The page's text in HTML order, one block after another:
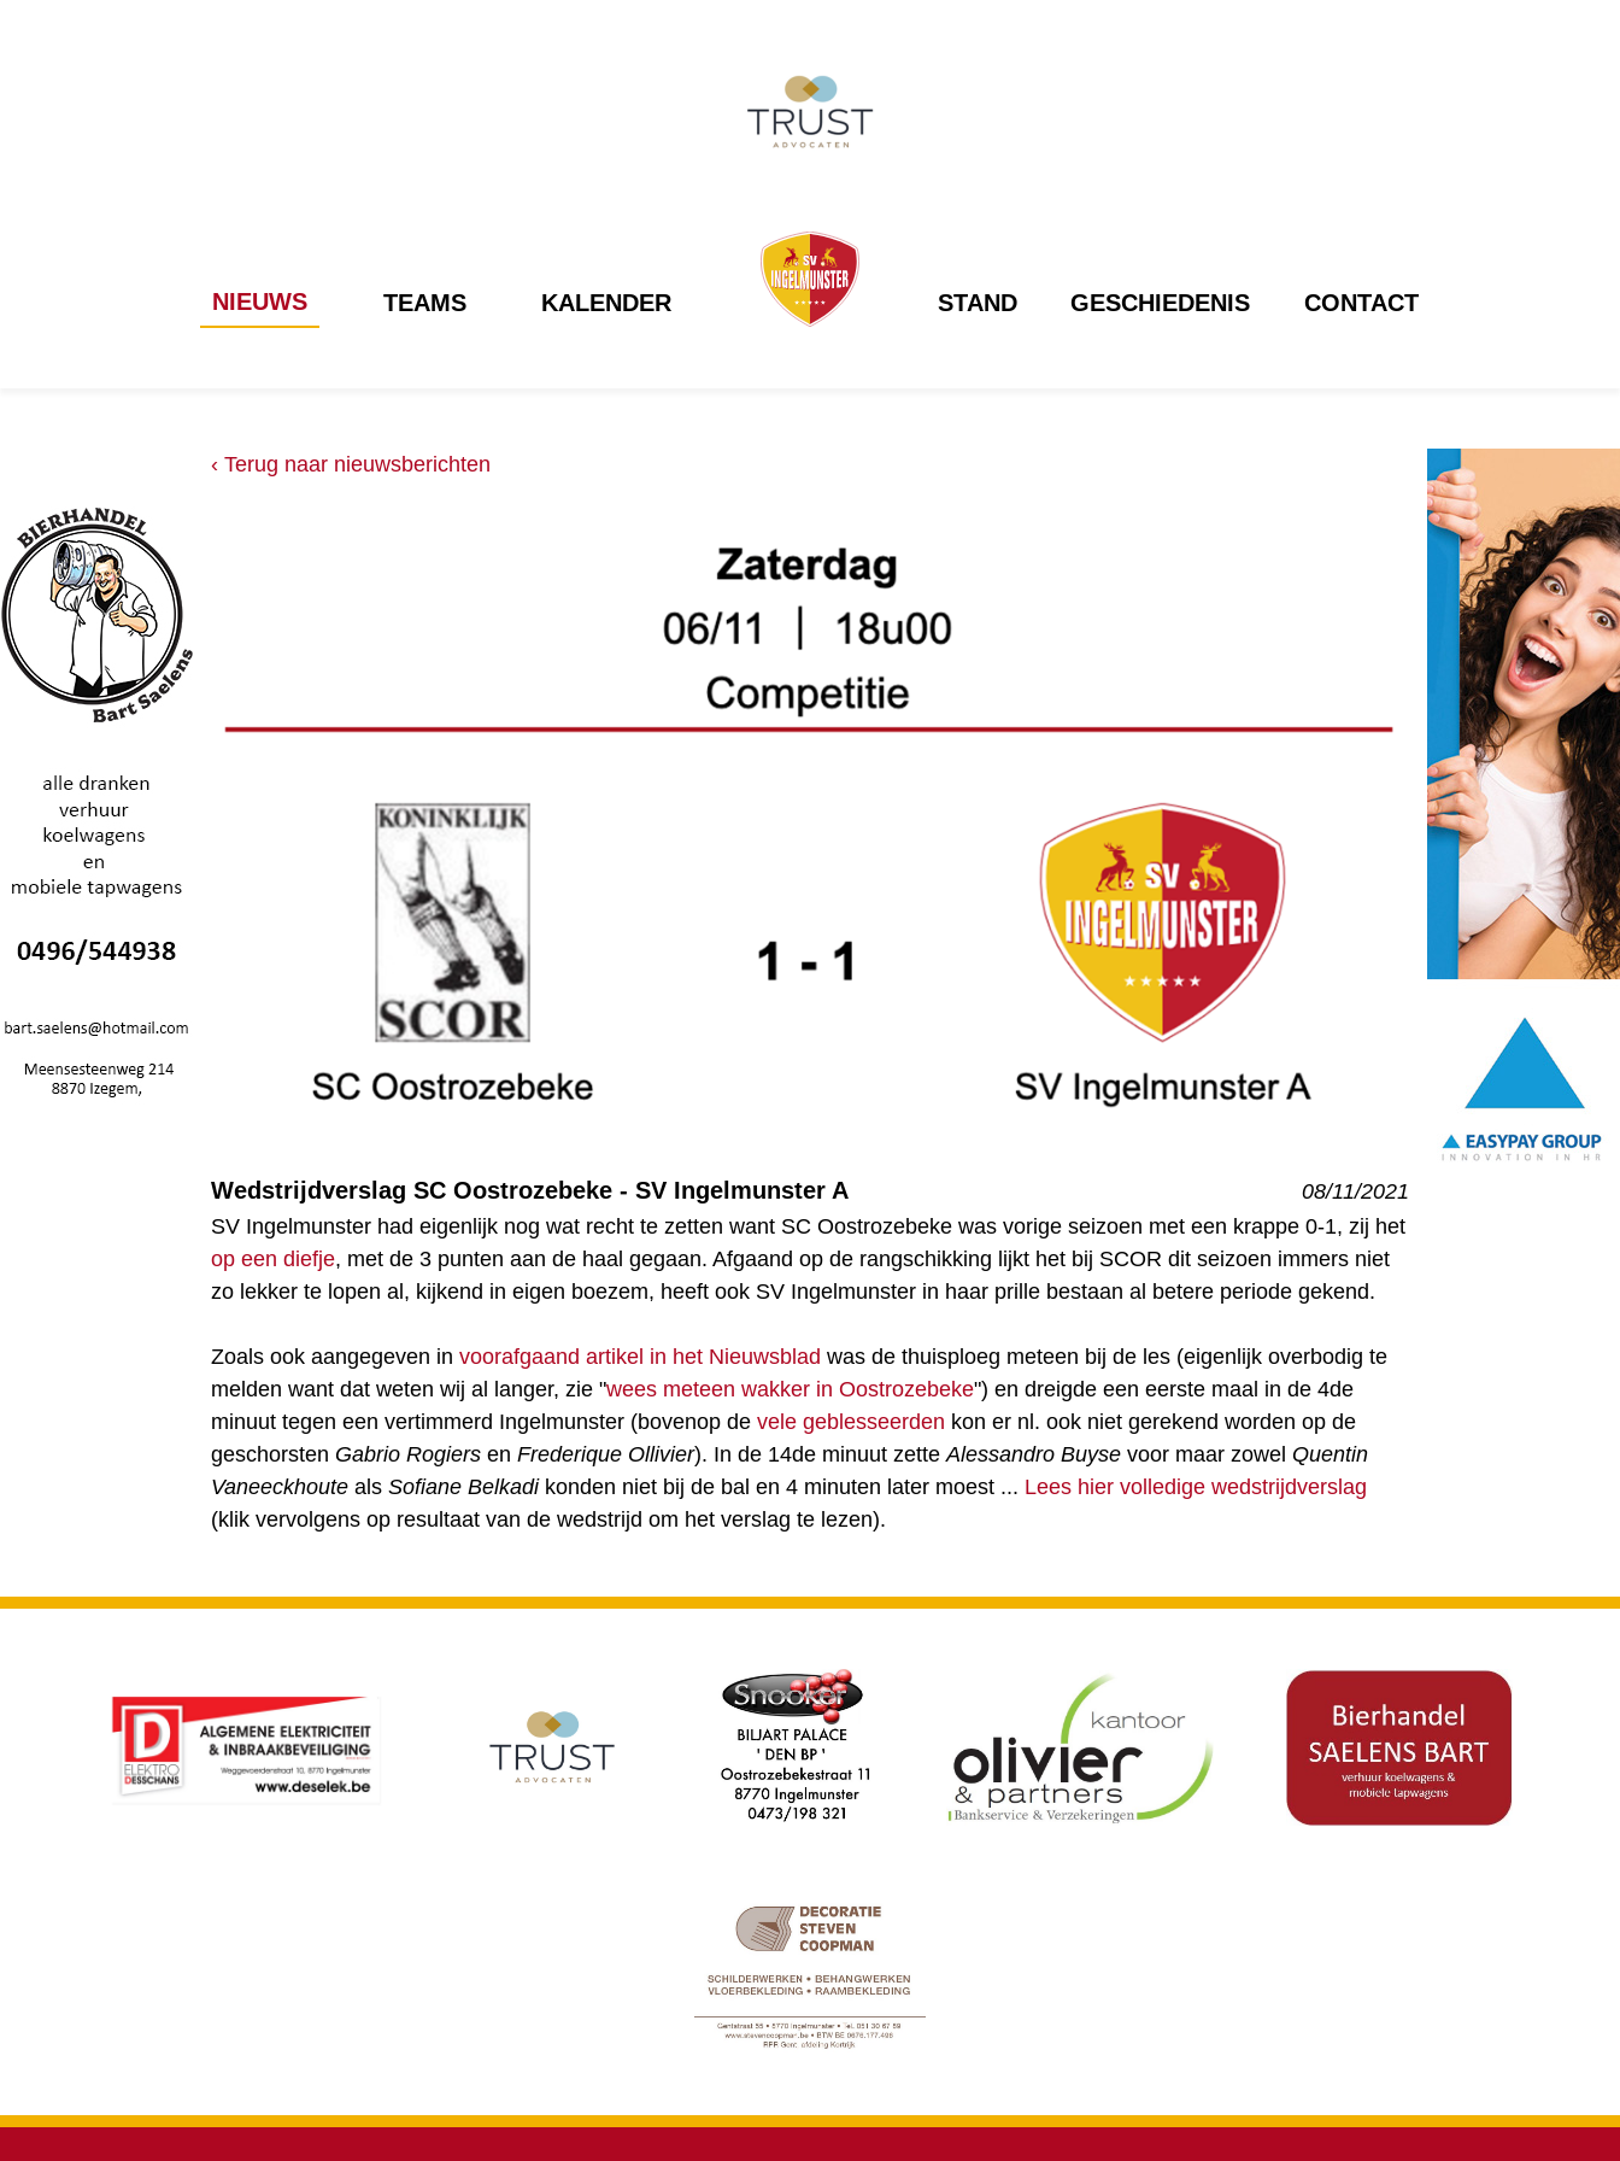
NIEUWS TEAMS KALENDER STAND GESCHIEDENIS CONTACT
‹ Terug naar nieuwsberichten
Wedstrijdverslag SC Oostrozebeke - SV Ingelmunster A
08/11/2021
SV Ingelmunster had eigenlijk nog wat recht te zetten want SC Oostrozebeke was vorige seizoen met een krappe 0-1, zij het
op een diefje, met de 3 punten aan de haal gegaan. Afgaand op de rangschikking lijkt het bij SCOR dit seizoen immers niet
zo lekker te lopen al, kijkend in eigen boezem, heeft ook SV Ingelmunster in haar prille bestaan al betere periode gekend.
Zoals ook aangegeven in voorafgaand artikel in het Nieuwsblad was de thuisploeg meteen bij de les (eigenlijk overbodig te
melden want dat weten wij al langer, zie "wees meteen wakker in Oostrozebeke") en dreigde een eerste maal in de 4de
minuut tegen een vertimmerd Ingelmunster (bovenop de vele geblesseerden kon er nl. ook niet gerekend worden op de
geschorsten Gabrio Rogiers en Frederique Ollivier). In de 14de minuut zette Alessandro Buyse voor maar zowel Quentin
Vaneeckhoute als Sofiane Belkadikonden niet bij de bal en 4 minuten later moest ... Lees hier volledige wedstrijdverslag
(klik vervolgens op resultaat van de wedstrijd om het verslag te lezen).